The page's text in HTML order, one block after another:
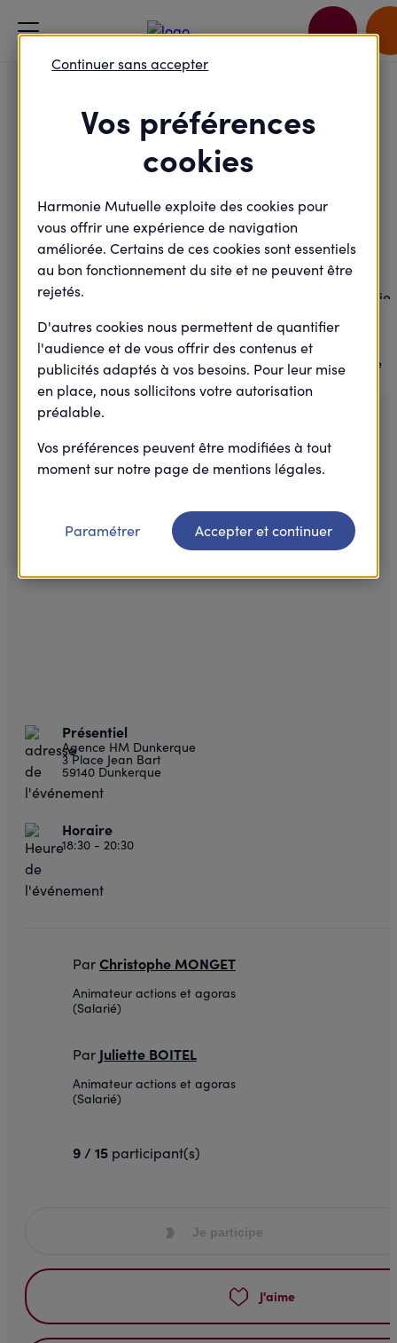
Accueil
Je passe à l'action
J'apprends les gestes qui sauvent - Dunkerque - Atelier 3
Maladie - Prévention
J'apprends les gestes qui
sauvent - Dunkerque -
Atelier 3
Présentiel
Agence HM Dunkerque
3 Place Jean Bart
59140 Dunkerque
Horaire
18:30 - 20:30
ParChristophe MONGET
Animateur actions et agoras
(Salarié)
Par Juliette BOITEL
Animateur actions et agoras
(Salarié)
9 / 15 participant(s)
Je participe
J'aime
26
Novembre
2024
Vos préférences
cookies
Harmonie Mutuelle exploite des cookies pour
vous offrir une expérience de navigation
améliorée. Certains de ces cookies sont essentiels
au bon fonctionnement du site et ne peuvent être
rejetés.
D'autres cookies nous permettent de quantifier
l'audience et de vous offrir des contenus et
publicités adaptés à vos besoins. Pour leur mise
en place, nous sollicitons votre autorisation
préalable.
Vos préférences peuvent être modifiées à tout
moment sur notre page de mentions légales.
Continuer sans accepter
Paramétrer Accepter et continuer